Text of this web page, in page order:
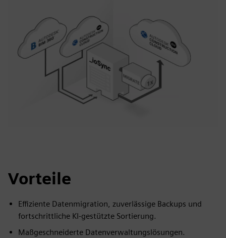
Vorteile
Effiziente Datenmigration, zuverlässige Backups und
fortschrittliche KI-gestützte Sortierung.
Maßgeschneiderte Datenverwaltungslösungen.